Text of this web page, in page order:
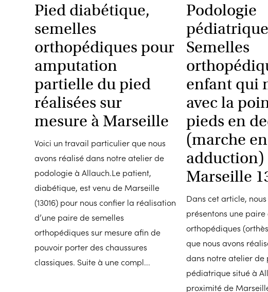
Pied diabétique,
semelles
orthopédiques pour
amputation
partielle du pied
réalisées sur
mesure à Marseille
Voici un travail particulier que nous
avons réalisé dans notre atelier de
podologie à Allauch.Le patient,
diabétique, est venu de Marseille
(13016) pour nous confier la réalisation
d’une paire de semelles
orthopédiques sur mesure afin de
pouvoir porter des chaussures
classiques. Suite à une compl...
Podologie
Semelles
enfant qui
avec la
pieds en
(marche en
adduction)
Marseille
Dans cet article, nous
présentons une paire
orthopédiques
que nous avons
dans notre atelier de
pédiatrique situé à
proximité de Marseille